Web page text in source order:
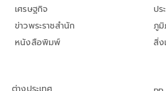
เศรษฐกิจ
ข่าวพระราชสำนัก
หนังสือพิมพ์
ปร
ภูมิ
สิ่